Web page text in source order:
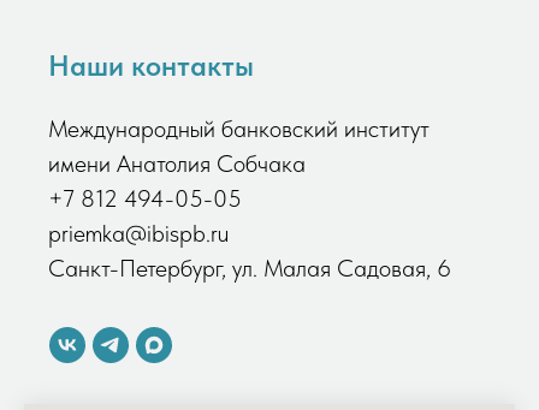
Наши контакты
Международный банковский институт
имени Анатолия Собчака
+7 812 494-05-05
priemka@ibispb.ru
Санкт-Петербург, ул. Малая Садовая, 6